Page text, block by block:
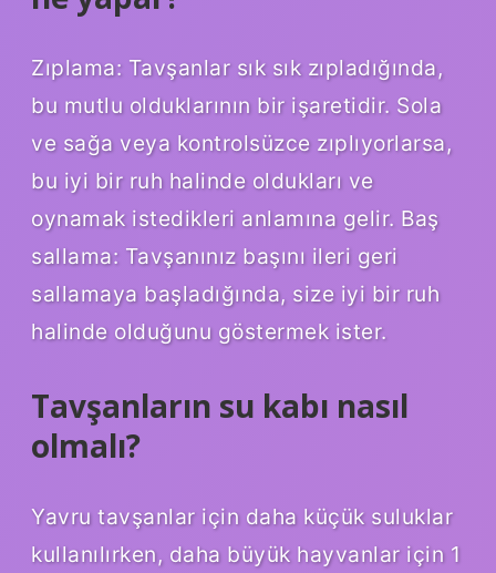
Zıplama: Tavşanlar sık ​​sık zıpladığında,
bu mutlu olduklarının bir işaretidir. Sola
ve sağa veya kontrolsüzce zıplıyorlarsa,
bu iyi bir ruh halinde oldukları ve
oynamak istedikleri anlamına gelir. Baş
sallama: Tavşanınız başını ileri geri
sallamaya başladığında, size iyi bir ruh
halinde olduğunu göstermek ister.
Tavşanların su kabı nasıl
olmalı?
Yavru tavşanlar için daha küçük suluklar
kullanılırken, daha büyük hayvanlar için 1